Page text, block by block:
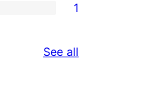
1
See all